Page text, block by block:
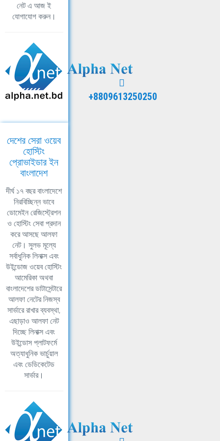
নেট এ আজ ই
যোগাযোগ করুন।
+8809613250250
দেশের সেরা ওয়েব
হোস্টিং
প্রোভাইডার ইন
বাংলাদেশ
দীর্ঘ ১৭ বছর বাংলাদেশে
নিরবিচ্ছিন্ন ভাবে
ডোমেইন রেজিস্ট্রেশন
ও হোস্টিং সেবা প্রদান
করে আসছে আলফা
নেট। সুলভ মূল্যে
সর্বাধুনিক লিনাক্স এবং
উইন্ডোজ ওয়েব হোস্টিং
আমেরিকা অথবা
বাংলাদেশের ডাটাসেন্টারে
আলফা নেটের নিজস্ব
সার্ভারে রাখার ব্যবস্থা,
এছাড়াও আলফা নেট
দিচ্ছে লিনাক্স এবং
উইন্ডোস প্লাটফর্মে
অত্যাধুনিক ভার্চুয়াল
এবং ডেডিকেটেড
সার্ভার।